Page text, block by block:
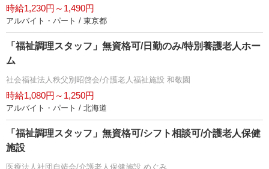
時給1,230円～1,490円
アルバイト・パート / 東京都
「福祉調理スタッフ」無資格可/日勤のみ/特別養護老人ホー
ム
社会福祉法人秩父別昭啓会/介護老人福祉施設 和敬園
時給1,080円～1,250円
アルバイト・パート / 北海道
「福祉調理スタッフ」無資格可/シフト相談可/介護老人保健
施設
医療法人社団自靖会/介護老人保健施設 めぐみ